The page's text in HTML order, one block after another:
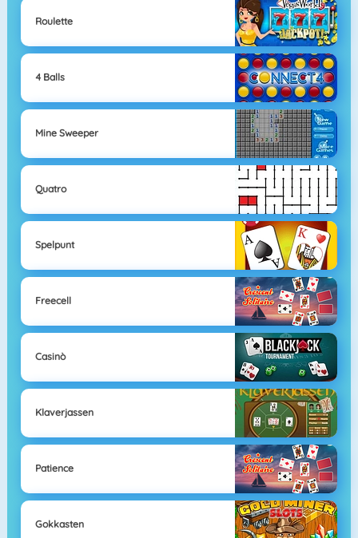
Roulette
4 Balls
Mine Sweeper
Quatro
Spelpunt
Freecell
Casinò
Klaverjassen
Patience
Gokkasten